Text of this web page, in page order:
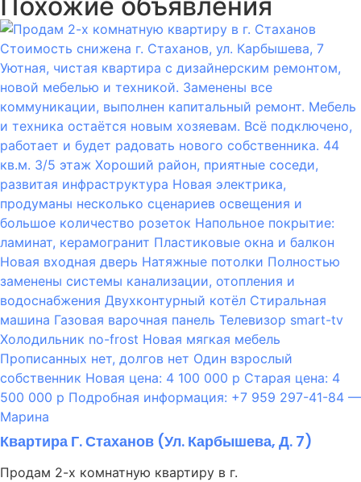
Похожие объявления
Квартира Г. Стаханов (ул. Карбышева, Д. 7)
Продам 2-х комнатную квартиру в г.